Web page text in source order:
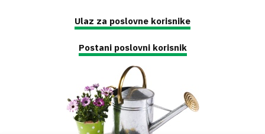
Ulaz za poslovne korisnike
Postani poslovni korisnik